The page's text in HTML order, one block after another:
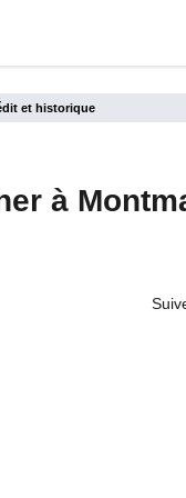
et historique
à